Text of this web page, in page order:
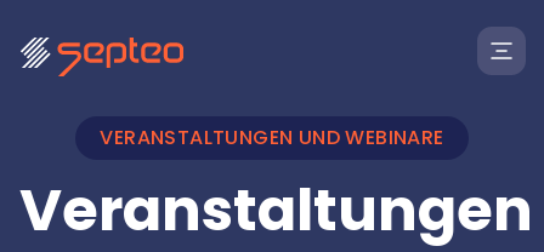
VERANSTALTUNGEN UND WEBINARE
Veranstaltungen